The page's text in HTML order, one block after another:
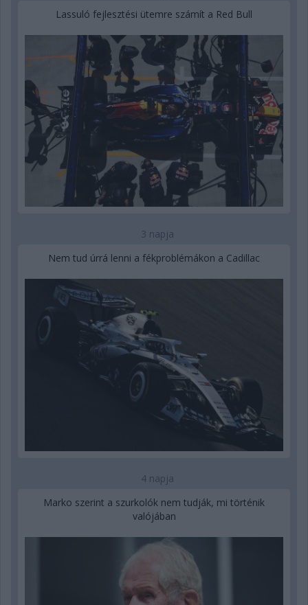
Lassuló fejlesztési ütemre számít a Red Bull
3 napja
Nem tud úrrá lenni a fékproblémákon a Cadillac
4 napja
Marko szerint a szurkolók nem tudják, mi történik
valójában